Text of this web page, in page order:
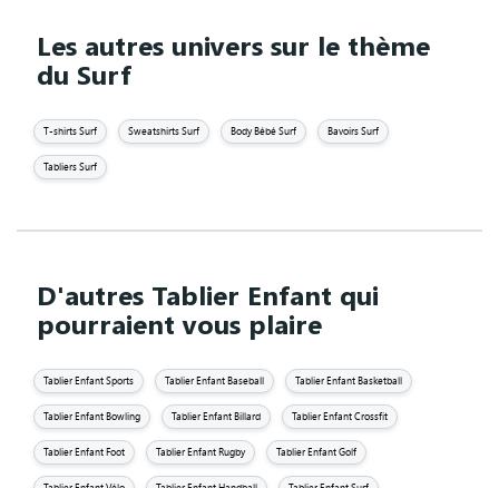
Les autres univers sur le thème
du Surf
T-shirts Surf Sweatshirts Surf Body Bébé Surf Bavoirs Surf
Tabliers Surf
D'autres Tablier Enfant qui
pourraient vous plaire
Tablier Enfant Sports Tablier Enfant Baseball Tablier Enfant Basketball
Tablier Enfant Bowling Tablier Enfant Billard Tablier Enfant Crossfit
Tablier Enfant Foot Tablier Enfant Rugby Tablier Enfant Golf